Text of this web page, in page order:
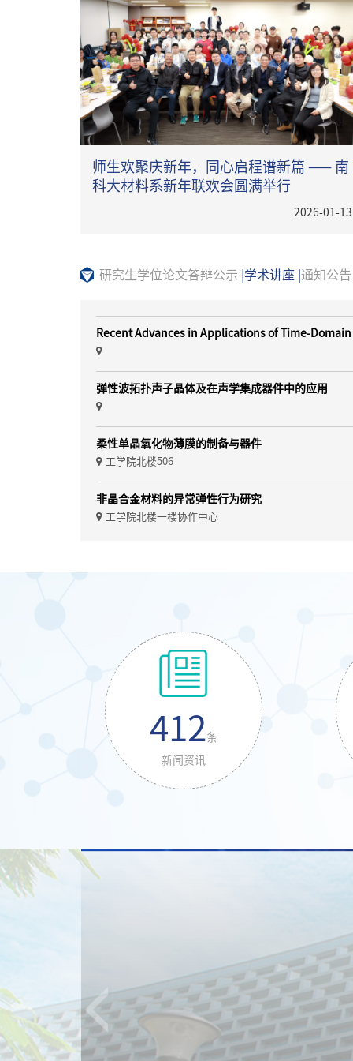
师生欢聚庆新年，同心启程谱新篇 —— 南
科大材料系新年联欢会圆满举行
2026-01-13
研究生学位论文答辩公示 学术讲座 通知公告
弹性波拓扑声子晶体及在声学集成器件中的应用
柔性单晶氧化物薄膜的制备与器件
工学院北楼506
非晶合金材料的异常弹性行为研究
工学院北楼一楼协作中心
412 条
新闻资讯